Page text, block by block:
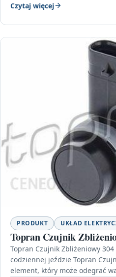
Czytaj więcej
PRODUKT UKŁAD
Topran Czujnik
Topran Czujnik Zbliżeniowy
codziennej jeździe Topran
element, który może odegrać